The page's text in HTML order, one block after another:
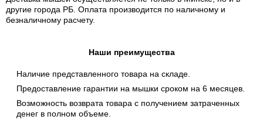
другие города РБ. Оплата производится по наличному и
безналичному расчету.
Наши преимущества
Наличие представленного товара на складе.
Предоставление гарантии на мышки сроком на 6 месяцев.
Возможность возврата товара с получением затраченных
денег в полном объеме.